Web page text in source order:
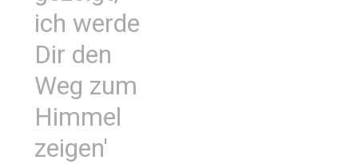
ich werde
Dir den
Weg zum
Himmel
zeigen'